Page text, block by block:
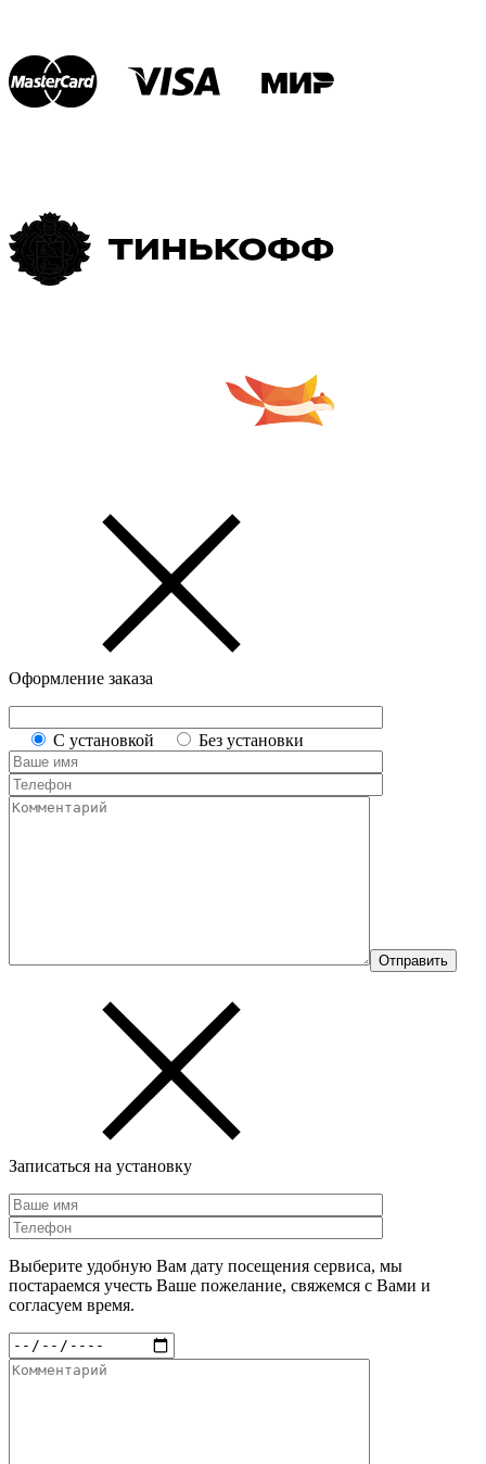
Оформление заказа
С установкой Без установки
Записаться на установку
Выберите удобную Вам дату посещения сервиса, мы
постараемся учесть Ваше пожелание, свяжемся с Вами и
согласуем время.